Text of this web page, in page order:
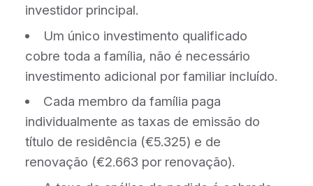
investidor principal.
Um único investimento qualificado
cobre toda a família, não é necessário
investimento adicional por familiar incluído.
Cada membro da família paga
individualmente as taxas de emissão do
título de residência (€5.325) e de
renovação (€2.663 por renovação).